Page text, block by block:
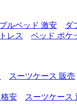
ルベッド 激安
ダ
レス
ベッド ポケ
スーツケース 販売
安
スーツケース